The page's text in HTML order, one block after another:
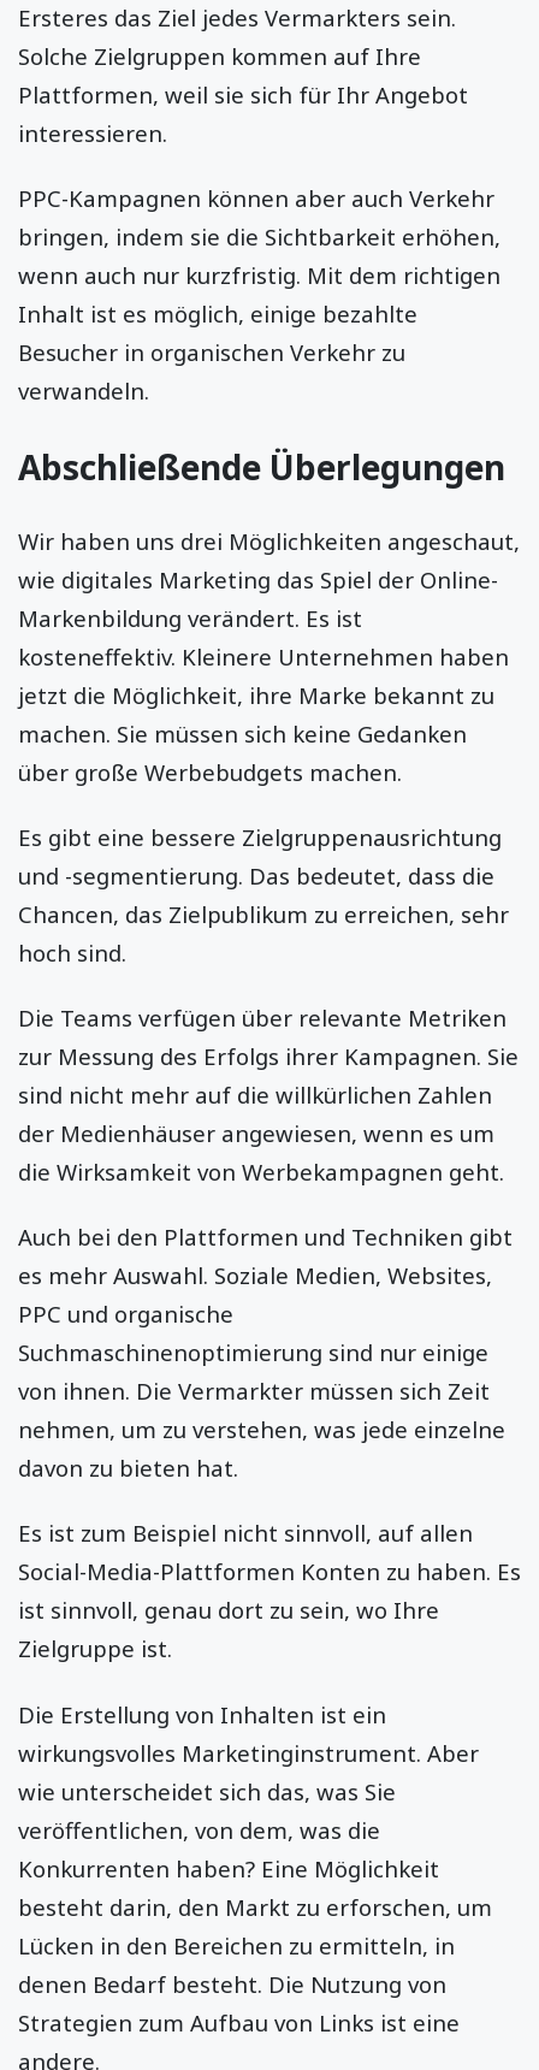
Ersteres das Ziel jedes Vermarkters sein.
Solche Zielgruppen kommen auf Ihre
Plattformen, weil sie sich für Ihr Angebot
interessieren.
PPC-Kampagnen können aber auch Verkehr
bringen, indem sie die Sichtbarkeit erhöhen,
wenn auch nur kurzfristig. Mit dem richtigen
Inhalt ist es möglich, einige bezahlte
Besucher in organischen Verkehr zu
verwandeln.
Abschließende Überlegungen
Wir haben uns drei Möglichkeiten angeschaut,
wie digitales Marketing das Spiel der Online-
Markenbildung verändert. Es ist
kosteneffektiv. Kleinere Unternehmen haben
jetzt die Möglichkeit, ihre Marke bekannt zu
machen. Sie müssen sich keine Gedanken
über große Werbebudgets machen.
Es gibt eine bessere Zielgruppenausrichtung
und -segmentierung. Das bedeutet, dass die
Chancen, das Zielpublikum zu erreichen, sehr
hoch sind.
Die Teams verfügen über relevante Metriken
zur Messung des Erfolgs ihrer Kampagnen. Sie
sind nicht mehr auf die willkürlichen Zahlen
der Medienhäuser angewiesen, wenn es um
die Wirksamkeit von Werbekampagnen geht.
Auch bei den Plattformen und Techniken gibt
es mehr Auswahl. Soziale Medien, Websites,
PPC und organische
Suchmaschinenoptimierung sind nur einige
von ihnen. Die Vermarkter müssen sich Zeit
nehmen, um zu verstehen, was jede einzelne
davon zu bieten hat.
Es ist zum Beispiel nicht sinnvoll, auf allen
Social-Media-Plattformen Konten zu haben. Es
ist sinnvoll, genau dort zu sein, wo Ihre
Zielgruppe ist.
Die Erstellung von Inhalten ist ein
wirkungsvolles Marketinginstrument. Aber
wie unterscheidet sich das, was Sie
veröffentlichen, von dem, was die
Konkurrenten haben? Eine Möglichkeit
besteht darin, den Markt zu erforschen, um
Lücken in den Bereichen zu ermitteln, in
denen Bedarf besteht. Die Nutzung von
Strategien zum Aufbau von Links ist eine
andere.